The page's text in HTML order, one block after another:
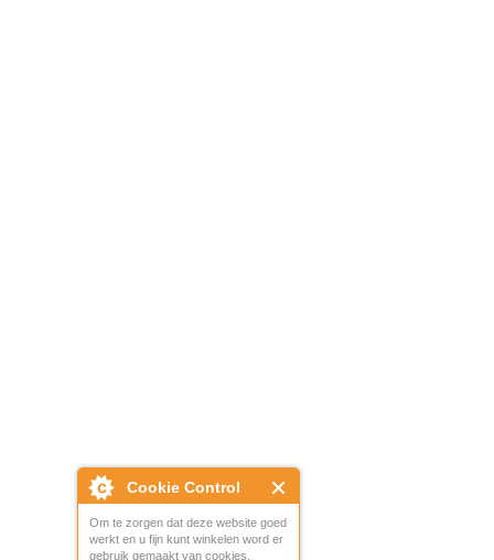
Cookie Control
Om te zorgen dat deze website goed
werkt en u fijn kunt winkelen word er
gebruik gemaakt van cookies.